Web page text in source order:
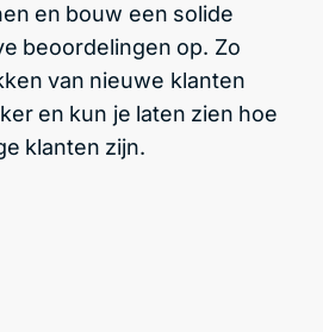
en bouw een solide
beoordelingen op. Zo
van nieuwe klanten
en kun je laten zien hoe
klanten zijn.